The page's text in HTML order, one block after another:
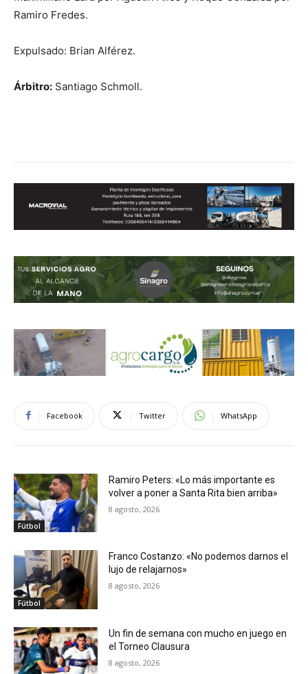
Ramiro Fredes.
Expulsado: Brian Alférez.
Árbitro: Santiago Schmoll.
Facebook Twitter WhatsApp
Fútbol
Ramiro Peters: «Lo más importante es
volver a poner a Santa Rita bien arriba»
8 agosto, 2026
Fútbol
Franco Costanzo: «No podemos darnos el
lujo de relajarnos»
8 agosto, 2026
Un fin de semana con mucho en juego en
el Torneo Clausura
8 agosto, 2026